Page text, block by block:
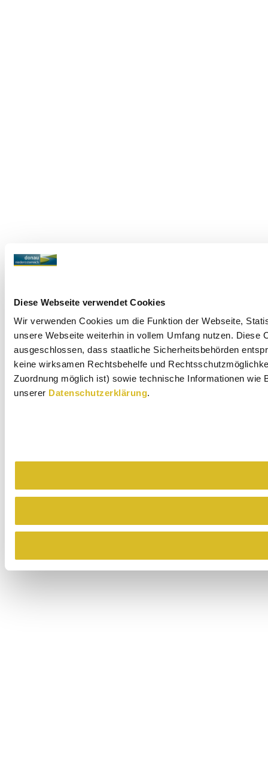
Diese Webseite verwendet Cookies
Wir verwenden Cookies um die Funktion der Webseite,
unsere Webseite weiterhin in vollem Umfang nutzen.
ausgeschlossen, dass staatliche Sicherheitsbehörden
keine wirksamen Rechtsbehelfe und
Zuordnung möglich ist) sowie technische Informationen wie
unserer Datenschutzerklärung.